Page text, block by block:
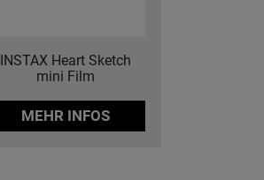
INSTAX Heart Sketch
mini Film
MEHR INFOS